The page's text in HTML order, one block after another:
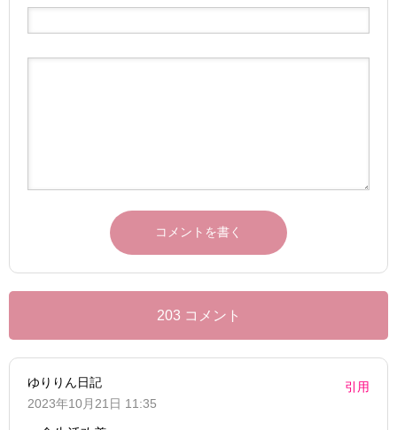
203 コメント
ゆりりん日記
2023年10月21日 11:35
引用